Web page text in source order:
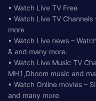
• Watch Live TV Free
• Watch Live TV
more
• Watch Live news –
& and many more
• Watch Live Music TV
MH1,Dhoom music and
• Watch Online movies –
and many more